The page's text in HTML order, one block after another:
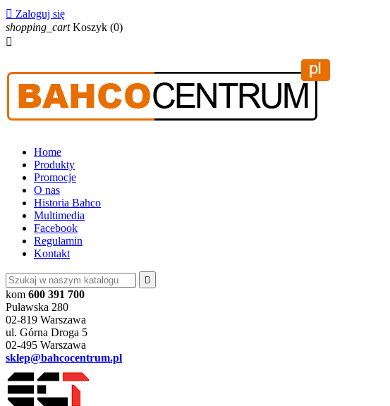
 Zaloguj się
shopping_cart Koszyk (0)

Home
Produkty
Promocje
O nas
Historia Bahco
Multimedia
Facebook
Regulamin
Kontakt

kom 600 391 700
Puławska 280
02-819 Warszawa
ul. Górna Droga 5
02-495 Warszawa
sklep@bahcocentrum.pl